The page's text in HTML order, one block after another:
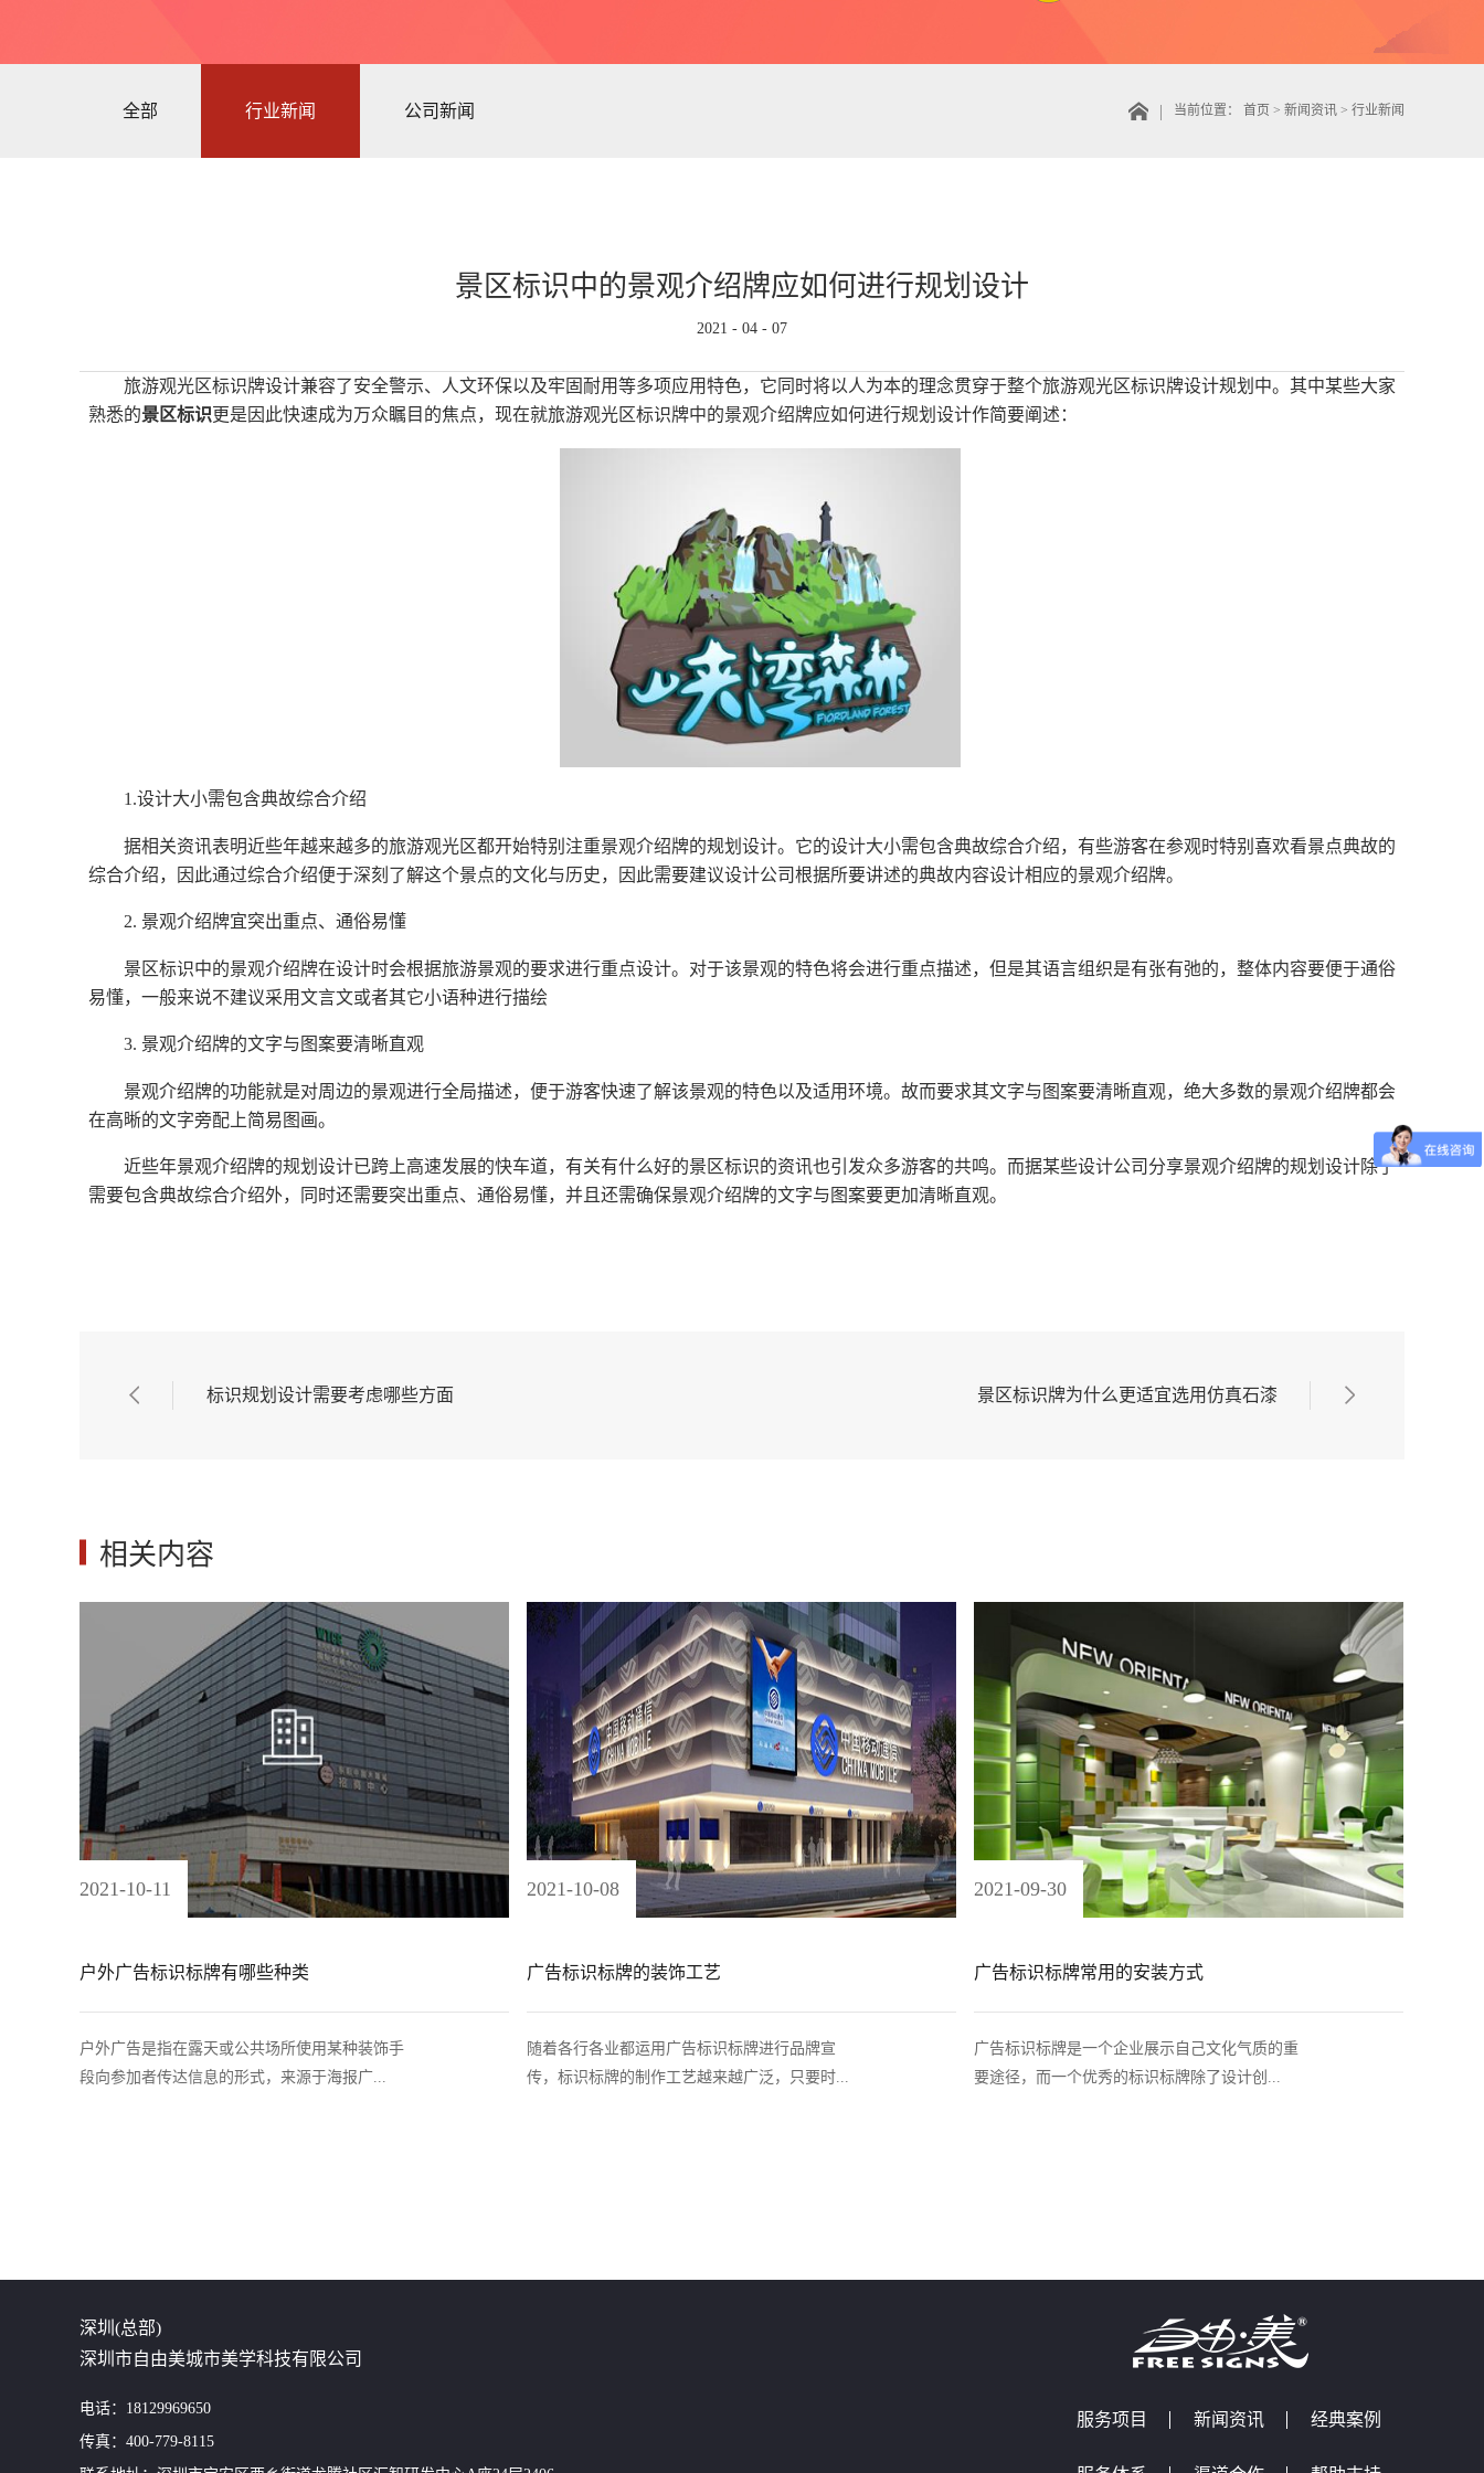
当前位置： 首页 > 新闻资讯 > 行业新闻
全部 行业新闻 公司新闻
景区标识中的景观介绍牌应如何进行规划设计
2021 - 04 - 07
旅游观光区标识牌设计兼容了安全警示、人文环保以及牢固耐用等多项应用特色，它同时将以人为本的理念贯穿于整个旅游观光区标识牌设计规划中。其中某些大家
熟悉的景区标识更是因此快速成为万众瞩目的焦点，现在就旅游观光区标识牌中的景观介绍牌应如何进行规划设计作简要阐述：
1.设计大小需包含典故综合介绍
据相关资讯表明近些年越来越多的旅游观光区都开始特别注重景观介绍牌的规划设计。它的设计大小需包含典故综合介绍，有些游客在参观时特别喜欢看景点典故的
综合介绍，因此通过综合介绍便于深刻了解这个景点的文化与历史，因此需要建议设计公司根据所要讲述的典故内容设计相应的景观介绍牌。
2. 景观介绍牌宜突出重点、通俗易懂
景区标识中的景观介绍牌在设计时会根据旅游景观的要求进行重点设计。对于该景观的特色将会进行重点描述，但是其语言组织是有张有弛的，整体内容要便于通俗
易懂，一般来说不建议采用文言文或者其它小语种进行描绘
3. 景观介绍牌的文字与图案要清晰直观
景观介绍牌的功能就是对周边的景观进行全局描述，便于游客快速了解该景观的特色以及适用环境。故而要求其文字与图案要清晰直观，绝大多数的景观介绍牌都会
在高晰的文字旁配上简易图画。
近些年景观介绍牌的规划设计已跨上高速发展的快车道，有关有什么好的景区标识的资讯也引发众多游客的共鸣。而据某些设计公司分享景观介绍牌的规划设计除了
需要包含典故综合介绍外，同时还需要突出重点、通俗易懂，并且还需确保景观介绍牌的文字与图案要更加清晰直观。
标识规划设计需要考虑哪些方面 景区标识牌为什么更适宜选用仿真石漆
相关内容
户外广告标识标牌有哪些种类
2021-10-11
户外广告是指在露天或公共场所使用某种装饰手
段向参加者传达信息的形式，来源于海报广...
广告标识标牌的装饰工艺
2021-10-08
随着各行各业都运用广告标识标牌进行品牌宣
传，标识标牌的制作工艺越来越广泛，只要时...
广告标识标牌常用的安装方式
2021-09-30
广告标识标牌是一个企业展示自己文化气质的重
要途径，而一个优秀的标识标牌除了设计创...
深圳(总部)
深圳市自由美城市美学科技有限公司
电话：18129969650
传真：400-779-8115
服务项目 新闻资讯 经典案例